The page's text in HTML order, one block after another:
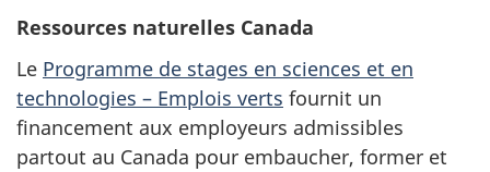
Ressources naturelles Canada
Le Programme de stages en sciences et en
technologies – Emplois verts fournit un
financement aux employeurs admissibles
partout au Canada pour embaucher, former et